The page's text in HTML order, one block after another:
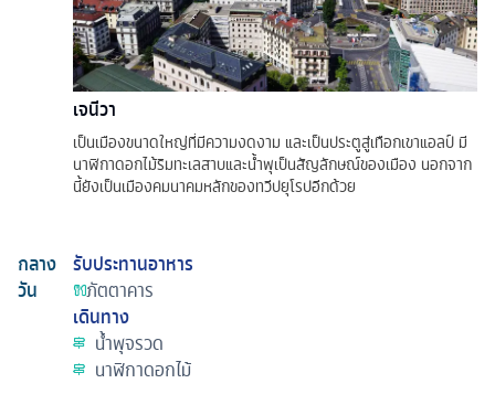
เจนีวา
เป็นเมืองขนาดใหญ่ที่มีความงดงาม และเป็นประตูสู่เทือกเขาแอลป์ มี
นาฬิกาดอกไม้ริมทะเลสาบและน้ำพุเป็นสัญลักษณ์ของเมือง นอกจาก
นี้ยังเป็นเมืองคมนาคมหลักของทวีปยุโรปอีกด้วย
กลาง
วัน
รับประทานอาหาร
ภัตตาคาร
เดินทาง
น้ำพุจรวด
นาฬิกาดอกไม้